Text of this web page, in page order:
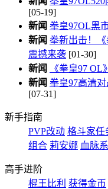
[05-19]
新闻 拳皇97OL黑
新闻 拳新出击！《
震撼来袭 [01-30]
新闻
《拳皇97
新闻 拳皇97高清
[07-31]
新手指南
PVP改动 格斗家任
组合 莉安娜 血脉
高手进阶
棍王比利 获得金币